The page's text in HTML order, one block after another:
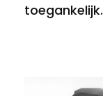
toegankelijk.